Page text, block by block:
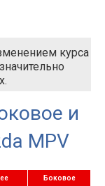
курса
и
MPV
Боковое